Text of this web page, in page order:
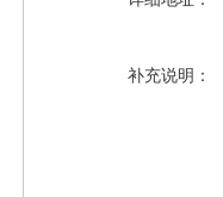
补充说明：